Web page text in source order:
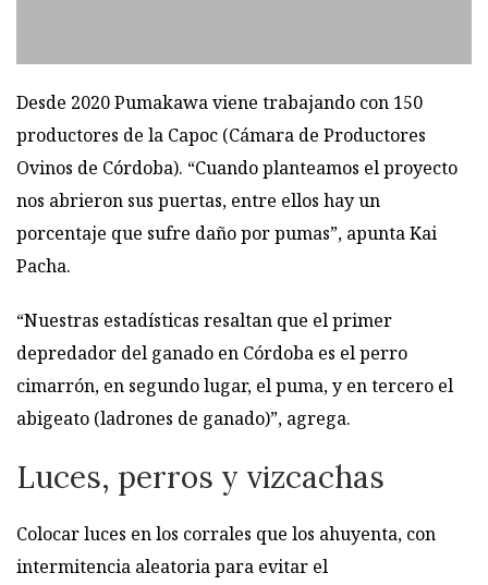
Desde 2020 Pumakawa viene trabajando con 150
productores de la Capoc (Cámara de Productores
Ovinos de Córdoba). “Cuando planteamos el proyecto
nos abrieron sus puertas, entre ellos hay un
porcentaje que sufre daño por pumas”, apunta Kai
Pacha.
“Nuestras estadísticas resaltan que el primer
depredador del ganado en Córdoba es el perro
cimarrón, en segundo lugar, el puma, y en tercero el
abigeato (ladrones de ganado)”, agrega.
Luces, perros y vizcachas
Colocar luces en los corrales que los ahuyenta, con
intermitencia aleatoria para evitar el